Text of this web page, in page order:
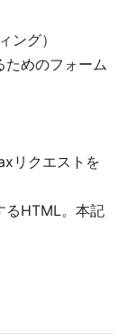
ング）
ためのフォーム
リクエストを
るHTML。本記